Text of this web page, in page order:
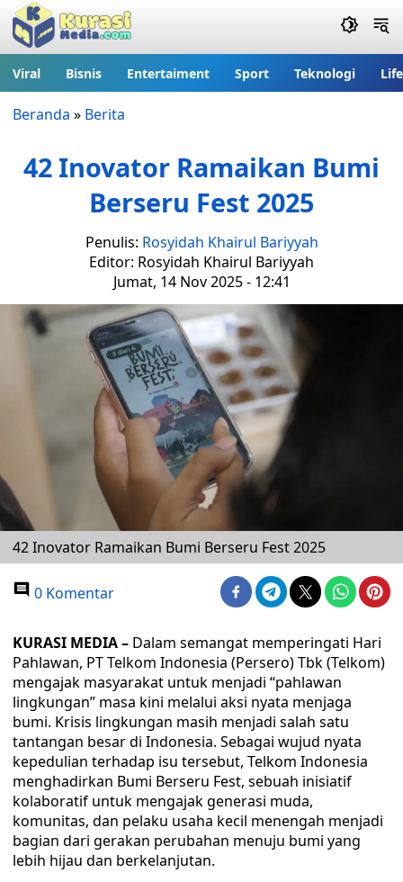
Viral Bisnis Entertaiment Sport Teknologi
Beranda » Berita
42 Inovator Ramaikan Bumi
Berseru Fest 2025
Penulis: Rosyidah Khairul Bariyyah
Editor: Rosyidah Khairul Bariyyah
Jumat, 14 Nov 2025 - 12:41
42 Inovator Ramaikan Bumi Berseru Fest 2025
0 Komentar
KURASI MEDIA – Dalam semangat memperingati Hari
Pahlawan, PT Telkom Indonesia (Persero) Tbk (Telkom)
mengajak masyarakat untuk menjadi “pahlawan
lingkungan” masa kini melalui aksi nyata menjaga
bumi. Krisis lingkungan masih menjadi salah satu
tantangan besar di Indonesia. Sebagai wujud nyata
kepedulian terhadap isu tersebut, Telkom Indonesia
menghadirkan Bumi Berseru Fest, sebuah inisiatif
kolaboratif untuk mengajak generasi muda,
komunitas, dan pelaku usaha kecil menengah menjadi
bagian dari gerakan perubahan menuju bumi yang
lebih hijau dan berkelanjutan.